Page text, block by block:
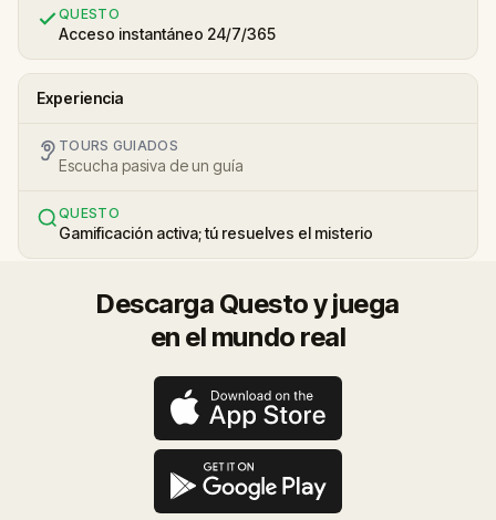
QUESTO
Acceso instantáneo 24/7/365
Experiencia
TOURS GUIADOS
Escucha pasiva de un guía
QUESTO
Gamificación activa; tú resuelves el misterio
Descarga Questo y juega
en el mundo real